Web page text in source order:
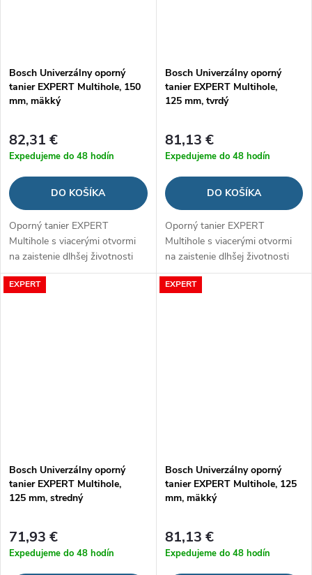
Bosch Univerzálny oporný
tanier EXPERT Multihole, 150
mm, mäkký
82,31 €
Expedujeme do 48 hodín
DO KOŠÍKA
Oporný tanier EXPERT
Multihole s viacerými otvormi
na zaistenie dlhšej životnosti
brúsneho papiera
Bosch Univerzálny oporný
tanier EXPERT Multihole,
125 mm, tvrdý
81,13 €
Expedujeme do 48 hodín
DO KOŠÍKA
Oporný tanier EXPERT
Multihole s viacerými otvormi
na zaistenie dlhšej životnosti
brúsneho papiera
EXPERT
Bosch Univerzálny oporný
tanier EXPERT Multihole,
125 mm, stredný
71,93 €
Expedujeme do 48 hodín
EXPERT
Bosch Univerzálny oporný
tanier EXPERT Multihole, 125
mm, mäkký
81,13 €
Expedujeme do 48 hodín